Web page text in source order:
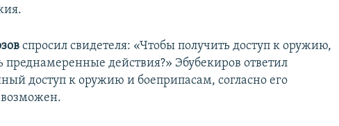
спросил свидетеля: «Чтобы получить доступ к оружию,
действия?» Эбубекиров ответил
доступ к оружию и боеприпасам, согласно его